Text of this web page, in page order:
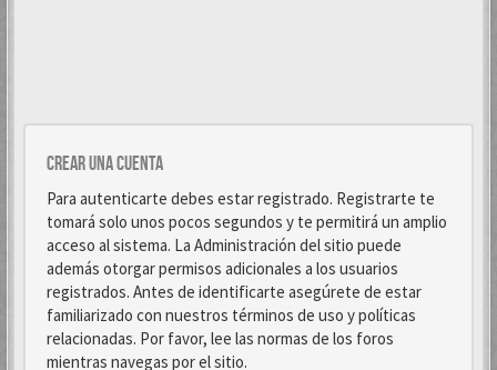
Crear una cuenta
Para autenticarte debes estar registrado. Registrarte te
tomará solo unos pocos segundos y te permitirá un amplio
acceso al sistema. La Administración del sitio puede
además otorgar permisos adicionales a los usuarios
registrados. Antes de identificarte asegúrete de estar
familiarizado con nuestros términos de uso y políticas
relacionadas. Por favor, lee las normas de los foros
mientras navegas por el sitio.